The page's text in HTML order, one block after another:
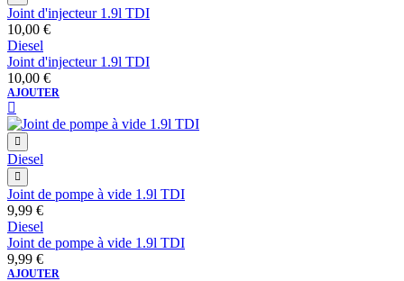
Joint d'injecteur 1.9l TDI
10,00 €
Diesel
Joint d'injecteur 1.9l TDI
10,00 €
AJOUTER
Diesel
Joint de pompe à vide 1.9l TDI
9,99 €
Diesel
Joint de pompe à vide 1.9l TDI
9,99 €
AJOUTER